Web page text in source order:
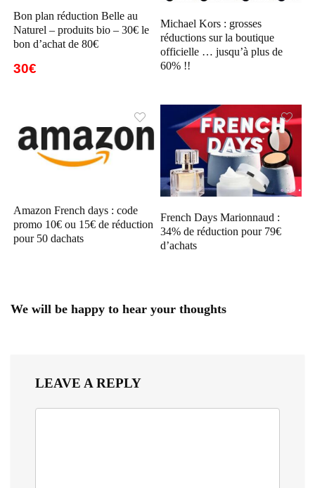
Bon plan réduction Belle au
Naturel – produits bio – 30€ le
bon d’achat de 80€
30€
Michael Kors : grosses
réductions sur la boutique
officielle … jusqu’à plus de
60% !!
Amazon French days : code
promo 10€ ou 15€ de réduction
pour 50 dachats
French Days Marionnaud :
34% de réduction pour 79€
d’achats
We will be happy to hear your thoughts
LEAVE A REPLY